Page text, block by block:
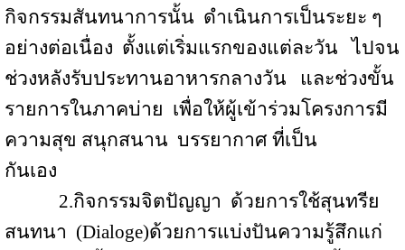
กิจกรรมสันทนาการนั้น ดำเนินการเป็นระยะ ๆ
อย่างต่อเนื่อง ตั้งแต่เริ่มแรกของแต่ละวัน
ไปจน
ช่วงหลังรับประทานอาหารกลางวัน
และช่วงขั้น
รายการในภาคบ่าย เพื่อให้ผู้เข้าร่วมโครงการมี
ความสุข สนุกสนาน บรรยากาศ ที่เป็น
กันเอง
2.กิจกรรมจิตปัญญา ด้วยการใช้สุนทรีย
สนทนา (Dialoge)ด้วยการแบ่งปันความรู้สึกแก่